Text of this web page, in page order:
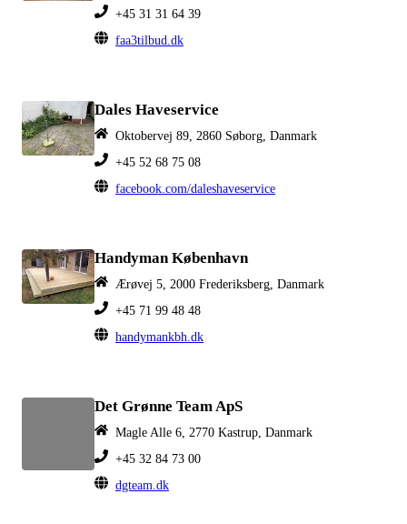
+45 31 31 64 39
faa3tilbud.dk
Dales Haveservice
Oktobervej 89, 2860 Søborg, Danmark
+45 52 68 75 08
facebook.com/daleshaveservice
Handyman København
Ærøvej 5, 2000 Frederiksberg, Danmark
+45 71 99 48 48
handymankbh.dk
Det Grønne Team ApS
Magle Alle 6, 2770 Kastrup, Danmark
+45 32 84 73 00
dgteam.dk